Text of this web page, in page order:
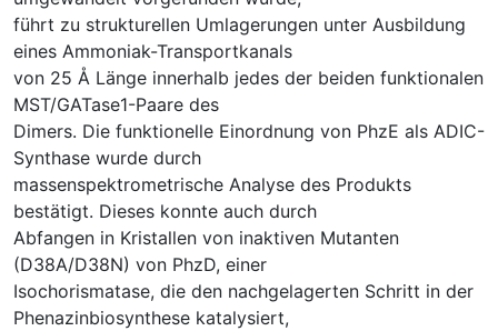
führt zu strukturellen Umlagerungen unter Ausbildung
eines Ammoniak-Transportkanals
von 25 Å Länge innerhalb jedes der beiden funktionalen
MST/GATase1-Paare des
Dimers. Die funktionelle Einordnung von PhzE als ADIC-
Synthase wurde durch
massenspektrometrische Analyse des Produkts
bestätigt. Dieses konnte auch durch
Abfangen in Kristallen von inaktiven Mutanten
(D38A/D38N) von PhzD, einer
Isochorismatase, die den nachgelagerten Schritt in der
Phenazinbiosynthese katalysiert,